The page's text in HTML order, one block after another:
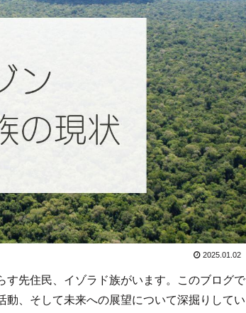
2025.01.02
先住民、イゾラド族がいます。このブログで
、そして未来への展望について深掘りしてい